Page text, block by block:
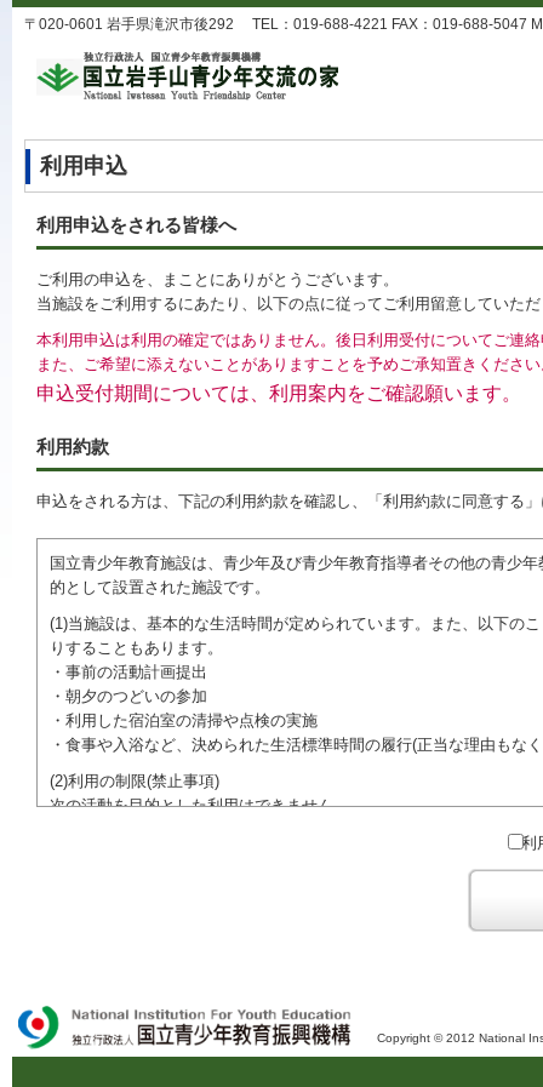
〒020-0601 岩手県滝沢市後292 TEL：019-688-4221 FAX：019-688-5047
利用申込
利用申込をされる皆様へ
ご利用の申込を、まことにありがとうございます。
当施設をご利用するにあたり、以下の点に従ってご利用留意していた
本利用申込は利用の確定ではありません。後日利用受付についてご連
また、ご希望に添えないことがありますことを予めご承知置きくださ
申込受付期間については、利用案内をご確認願います。
利用約款
申込をされる方は、下記の利用約款を確認し、「利用約款に同意する
国立青少年教育施設は、青少年及び青少年教育指導者その他の青少
的として設置された施設です。
(1)当施設は、基本的な生活時間が定められています。また、以下の
りすることもあります。
・事前の活動計画提出
・朝夕のつどいの参加
・利用した宿泊室の清掃や点検の実施
・食事や入浴など、決められた生活標準時間の履行(正当な理由も
(2)利用の制限(禁止事項)
次の活動を目的とした利用はできません。
●特定の政党を支持、またはこれに反対するための政治教育その他の
●特定の宗教を支持、またはこれに反対するための宗教教育その他
域での勧誘活動を行ったり、自らの団体の活動をアピールする活動等)
利
Copyright © 2012 National